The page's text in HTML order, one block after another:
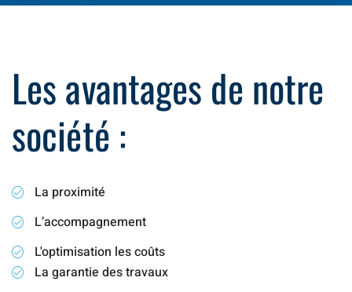
Les avantages de notre
société :
La proximité
L’accompagnement
L'optimisation les coûts
La garantie des travaux